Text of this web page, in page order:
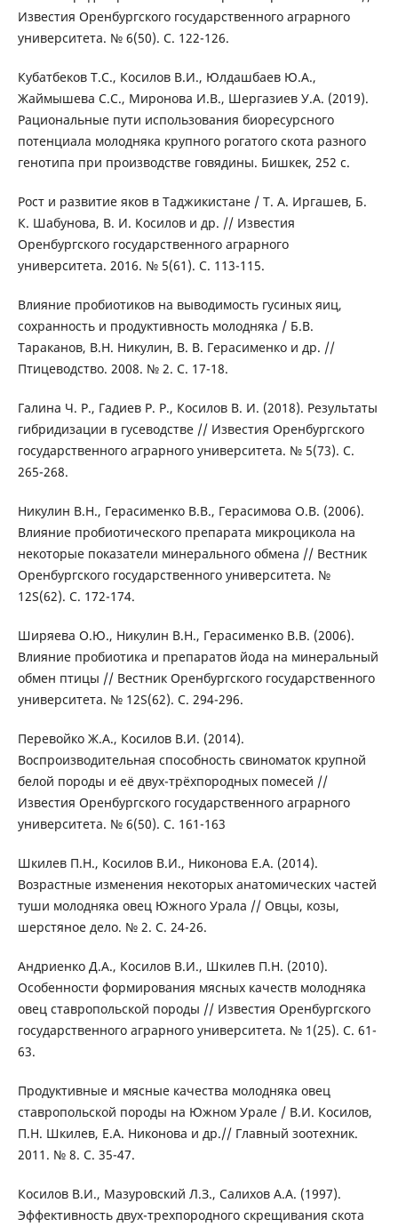
Известия Оренбургского государственного аграрного
университета. № 6(50). С. 122-126.
Кубатбеков Т.С., Косилов В.И., Юлдашбаев Ю.А.,
Жаймышева С.С., Миронова И.В., Шергазиев У.А. (2019).
Рациональные пути использования биоресурсного
потенциала молодняка крупного рогатого скота разного
генотипа при производстве говядины. Бишкек, 252 с.
Рост и развитие яков в Таджикистане / Т. А. Иргашев, Б.
К. Шабунова, В. И. Косилов и др. // Известия
Оренбургского государственного аграрного
университета. 2016. № 5(61). С. 113-115.
Влияние пробиотиков на выводимость гусиных яиц,
сохранность и продуктивность молодняка / Б.В.
Тараканов, В.Н. Никулин, В. В. Герасименко и др. //
Птицеводство. 2008. № 2. С. 17-18.
Галина Ч. Р., Гадиев Р. Р., Косилов В. И. (2018). Результаты
гибридизации в гусеводстве // Известия Оренбургского
государственного аграрного университета. № 5(73). С.
265-268.
Никулин В.Н., Герасименко В.В., Герасимова О.В. (2006).
Влияние пробиотического препарата микроцикола на
некоторые показатели минерального обмена // Вестник
Оренбургского государственного университета. №
12S(62). С. 172-174.
Ширяева О.Ю., Никулин В.Н., Герасименко В.В. (2006).
Влияние пробиотика и препаратов йода на минеральный
обмен птицы // Вестник Оренбургского государственного
университета. № 12S(62). С. 294-296.
Перевойко Ж.А., Косилов В.И. (2014).
Воспроизводительная способность свиноматок крупной
белой породы и её двух-трёхпородных помесей //
Известия Оренбургского государственного аграрного
университета. № 6(50). С. 161-163
Шкилев П.Н., Косилов В.И., Никонова Е.А. (2014).
Возрастные изменения некоторых анатомических частей
туши молодняка овец Южного Урала // Овцы, козы,
шерстяное дело. № 2. С. 24-26.
Андриенко Д.А., Косилов В.И., Шкилев П.Н. (2010).
Особенности формирования мясных качеств молодняка
овец ставропольской породы // Известия Оренбургского
государственного аграрного университета. № 1(25). С. 61-
63.
Продуктивные и мясные качества молодняка овец
ставропольской породы на Южном Урале / В.И. Косилов,
П.Н. Шкилев, Е.А. Никонова и др.// Главный зоотехник.
2011. № 8. С. 35-47.
Косилов В.И., Мазуровский Л.З., Салихов А.А. (1997).
Эффективность двух-трехпородного скрещивания скота